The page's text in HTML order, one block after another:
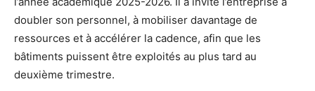
doubler son personnel, à mobiliser davantage de
ressources et à accélérer la cadence, afin que les
bâtiments puissent être exploités au plus tard au
deuxième trimestre.